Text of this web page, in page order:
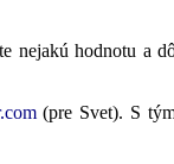
hodnotu a
(pre Svet). S